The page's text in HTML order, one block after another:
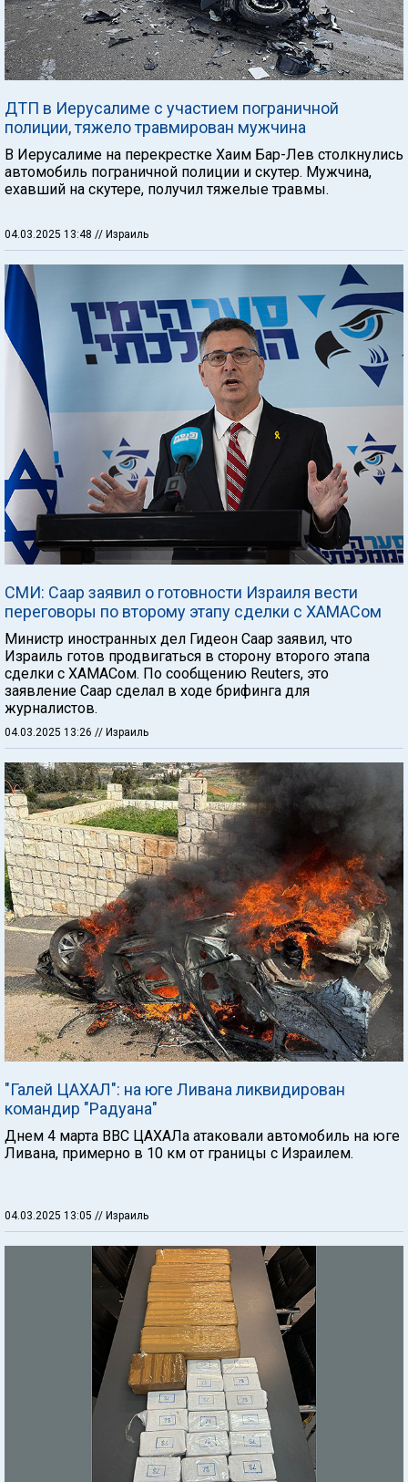
ДТП в Иерусалиме с участием пограничной
полиции, тяжело травмирован мужчина
В Иерусалиме на перекрестке Хаим Бар-Лев столкнулись
автомобиль пограничной полиции и скутер. Мужчина,
ехавший на скутере, получил тяжелые травмы.
04.03.2025 13:48 // Израиль
СМИ: Саар заявил о готовности Израиля вести
переговоры по второму этапу сделки с ХАМАСом
Министр иностранных дел Гидеон Саар заявил, что
Израиль готов продвигаться в сторону второго этапа
сделки с ХАМАСом. По сообщению Reuters, это
заявление Саар сделал в ходе брифинга для
журналистов.
04.03.2025 13:26 // Израиль
"Галей ЦАХАЛ": на юге Ливана ликвидирован
командир "Радуана"
Днем 4 марта ВВС ЦАХАЛа атаковали автомобиль на юге
Ливана, примерно в 10 км от границы с Израилем.
04.03.2025 13:05 // Израиль